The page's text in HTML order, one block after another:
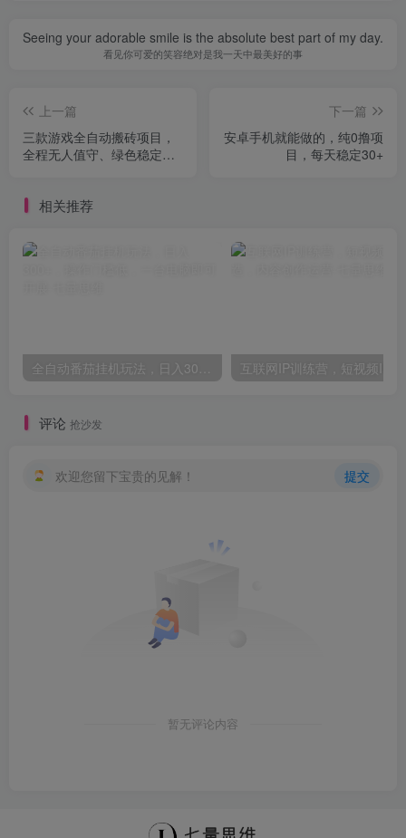
Seeing your adorable smile is the absolute best part of my day.
看见你可爱的笑容绝对是我一天中最美好的事
上一篇
三款游戏全自动搬砖项目，
全程无人值守、绿色稳定，
下一篇
安卓手机就能做的，纯0撸项
目，每天稳定30+
相关推荐
评论 抢沙发
欢迎您留下宝贵的见解！ 提交
暂无评论内容